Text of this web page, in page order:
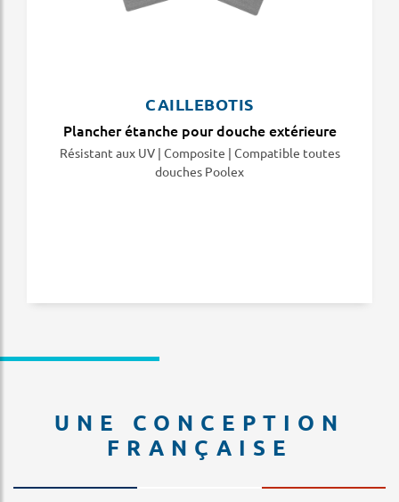
CAILLEBOTIS
Plancher étanche pour douche extérieure
Résistant aux UV | Composite | Compatible toutes
douches Poolex
UNE CONCEPTION
FRANÇAISE